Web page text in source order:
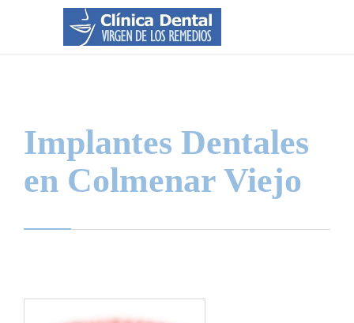
Implantes Dentales
en Colmenar Viejo